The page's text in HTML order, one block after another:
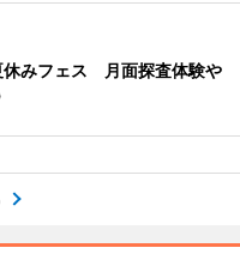
休みフェス 月面探査体験や